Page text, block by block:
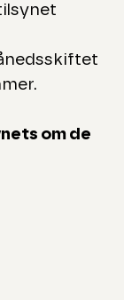
om de